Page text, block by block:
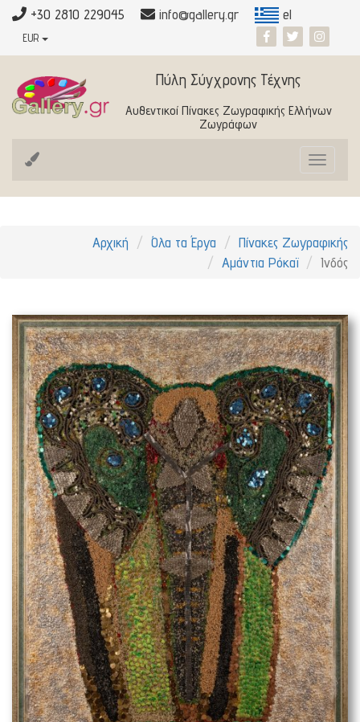
+30 2810 229045 info@gallery.gr el
EUR
Πύλη Σύγχρονης Τέχνης
Αυθεντικοί Πίνακες Ζωγραφικής Ελλήνων
Ζωγράφων
Toggle
Αρχική Όλα τα Έργα
Πίνακες Ζωγραφικής
Αμάντια Ρόκαϊ
Ινδός